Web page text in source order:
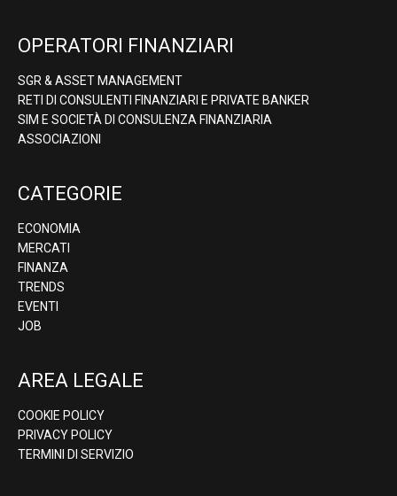
OPERATORI FINANZIARI
SGR & ASSET MANAGEMENT
RETI DI CONSULENTI FINANZIARI E PRIVATE BANKER
SIM E SOCIETÀ DI CONSULENZA FINANZIARIA
ASSOCIAZIONI
CATEGORIE
ECONOMIA
MERCATI
FINANZA
TRENDS
EVENTI
JOB
AREA LEGALE
COOKIE POLICY
PRIVACY POLICY
TERMINI DI SERVIZIO